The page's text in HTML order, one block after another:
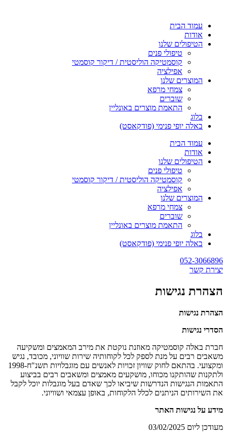
עמוד הבית
אודות
הטיפולים שלנו
טיפולי פנים
קוסמטיקה הוליסטית / דיקור קוסמטי
אפילציה
המוצרים שלנו
צמחי מרפא
שוברים
התאמת מוצרים באונליין
בלוג
באלה יופי פנימי (פודקאסט)
עמוד הבית
אודות
הטיפולים שלנו
טיפולי פנים
קוסמטיקה הוליסטית / דיקור קוסמטי
אפילציה
המוצרים שלנו
צמחי מרפא
שוברים
התאמת מוצרים באונליין
בלוג
באלה יופי פנימי (פודקאסט)
052-3066896
יצירת קשר
הצהרת נגישות
הצהרת נגישות
הסדרי נגישות
חברת באלה קוסמטיקה מאוזנת נוקטת את מירב המאמצים ומשקיעה
משאבים רבים על מנת לספק לכל לקוחותיה שירות שוויוני, מכובד, נגיש
ומקצועי. בהתאם לחוק שוויון זכויות לאנשים עם מוגבלויות תשנ"ח-1998
ולתקנות שהותקנו מכוחו, מושקעים מאמצים ומשאבים רבים בביצוע
התאמות הנגישות הנדרשות שיביאו לכך שאדם בעל מוגבלות יוכל לקבל
את השירותים הניתנים לכלל הלקוחות, באופן עצמאי ושוויוני.
מידע על נגישות האתר
מעודכן ליום ‏03/02/2025